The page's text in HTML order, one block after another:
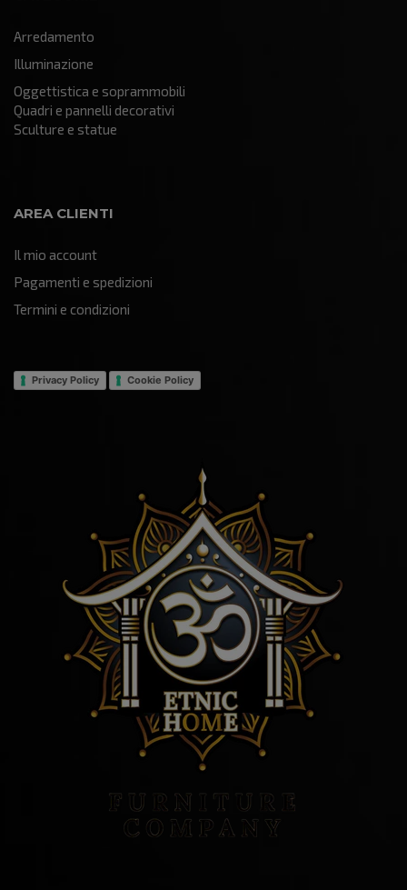
Arredamento
Illuminazione
Oggettistica e soprammobili
Quadri e pannelli decorativi
Sculture e statue
AREA CLIENTI
Il mio account
Pagamenti e spedizioni
Termini e condizioni
Privacy Policy Cookie Policy